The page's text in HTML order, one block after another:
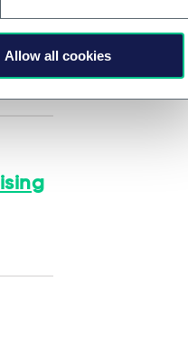
Allow all cookies